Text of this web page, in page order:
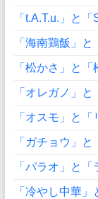
「t.A.T.u.」と
「海南鶏飯」
「松かさ」と
「オレガノ」
「オスモ」と
「ガチョウ」
「パラオ」と
「冷やし中華